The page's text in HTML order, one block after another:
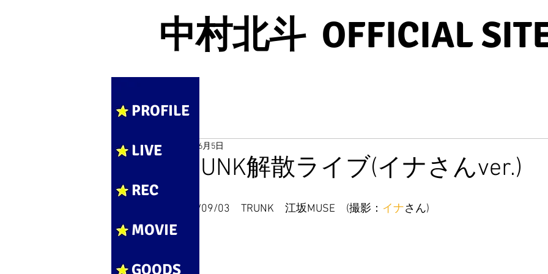
中村北斗 OFFICIAL
TRUNK解散ライブ(イナさんver.)
2017年6月5日
2016/09/03　TRUNK　江坂MUSE　(撮影： イナさん)
GOODS
MOVIE
REC
LIVE
PROFILE